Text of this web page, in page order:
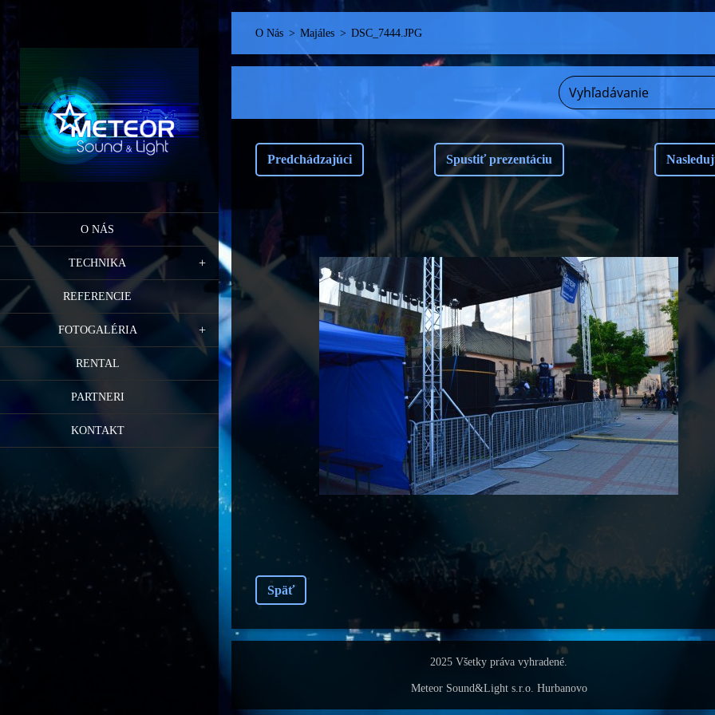
O NÁS
TECHNIKA
REFERENCIE
FOTOGALÉRIA
RENTAL
PARTNERI
KONTAKT
O Nás > Majáles > DSC_7444.JPG
Predchádzajúci Spustiť prezentáciu
Späť
2025 Všetky práva vyhradené.
Meteor Sound&Light s.r.o. Hurbanovo